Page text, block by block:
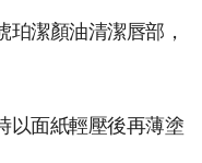
珀潔顏油清潔唇部，
以面紙輕壓後再薄塗